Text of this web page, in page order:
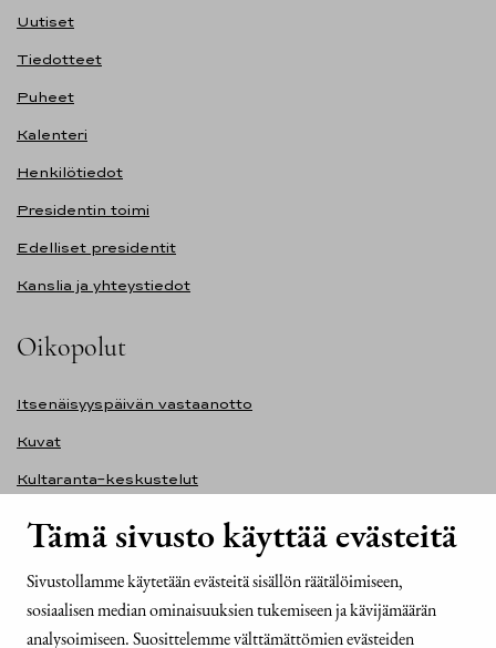
Tämä sivusto käyttää evästeitä
Sivustollamme käytetään evästeitä sisällön räätälöimiseen,
sosiaalisen median ominaisuuksien tukemiseen ja kävijämäärän
analysoimiseen. Suosittelemme välttämättömien evästeiden
Uutiset
Tiedotteet
Puheet
Kalenteri
Henkilötiedot
Presidentin toimi
Edelliset presidentit
Kanslia ja yhteystiedot
Oikopolut
Itsenäisyyspäivän vastaanotto
Kuvat
Kultaranta-keskustelut
Presidentti.fi-sivuston saavutettavuusseloste